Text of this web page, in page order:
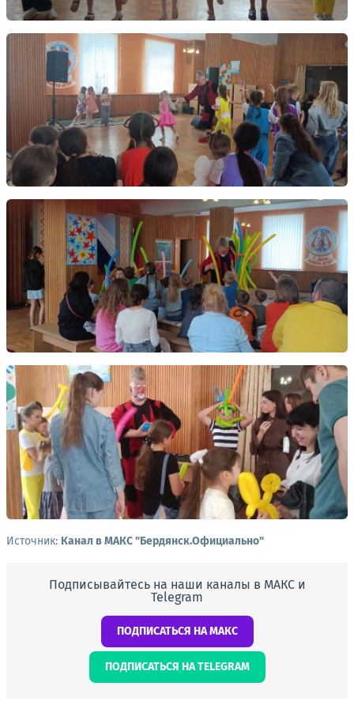
Источник: Канал в МАКС "Бердянск.Официально"
Подписывайтесь на наши каналы в МАКС и
Telegram
ПОДПИСАТЬСЯ НА МАКС
ПОДПИСАТЬСЯ НА TELEGRAM